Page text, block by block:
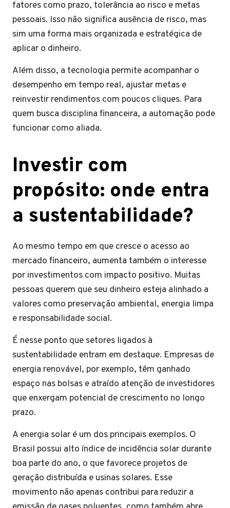
fatores como prazo, tolerância ao risco e metas
pessoais. Isso não significa ausência de risco, mas
sim uma forma mais organizada e estratégica de
aplicar o dinheiro.
Além disso, a tecnologia permite acompanhar o
desempenho em tempo real, ajustar metas e
reinvestir rendimentos com poucos cliques. Para
quem busca disciplina financeira, a automação pode
funcionar como aliada.
Investir com
propósito: onde entra
a sustentabilidade?
Ao mesmo tempo em que cresce o acesso ao
mercado financeiro, aumenta também o interesse
por investimentos com impacto positivo. Muitas
pessoas querem que seu dinheiro esteja alinhado a
valores como preservação ambiental, energia limpa
e responsabilidade social.
É nesse ponto que setores ligados à
sustentabilidade entram em destaque. Empresas de
energia renovável, por exemplo, têm ganhado
espaço nas bolsas e atraído atenção de investidores
que enxergam potencial de crescimento no longo
prazo.
A energia solar é um dos principais exemplos. O
Brasil possui alto índice de incidência solar durante
boa parte do ano, o que favorece projetos de
geração distribuída e usinas solares. Esse
movimento não apenas contribui para reduzir a